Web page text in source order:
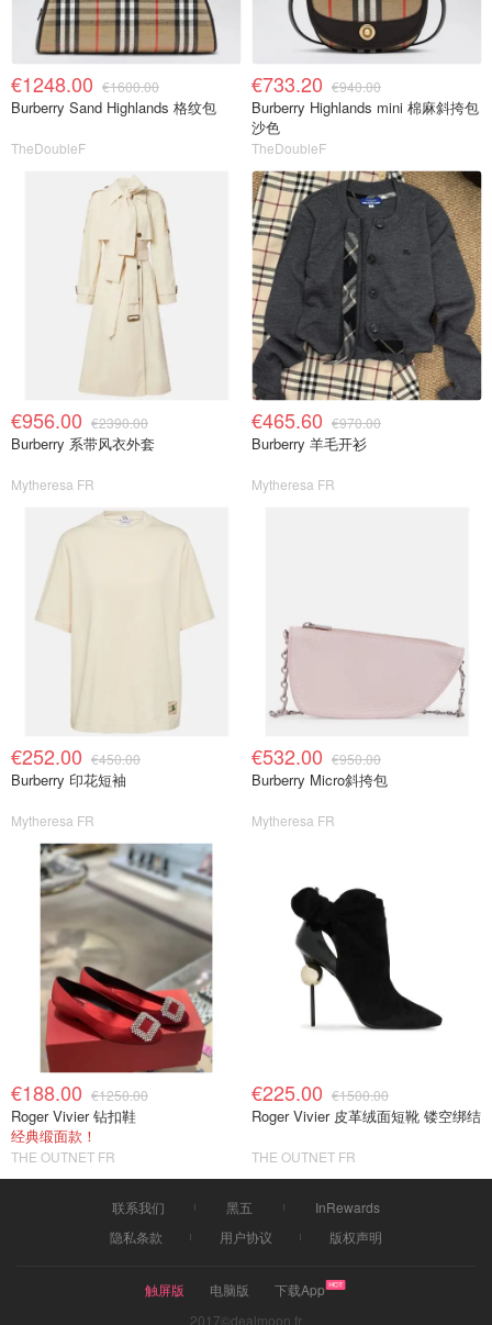
€1248.00 €1600.00
Burberry Sand Highlands 格纹包
TheDoubleF
€733.20 €940.00
Burberry Highlands mini 棉麻斜挎包
沙色
TheDoubleF
€956.00 €2390.00
Burberry 系带风衣外套
Mytheresa FR
€465.60 €970.00
Burberry 羊毛开衫
Mytheresa FR
€252.00 €450.00
Burberry 印花短袖
Mytheresa FR
€532.00 €950.00
Burberry Micro斜挎包
Mytheresa FR
€188.00 €1250.00
Roger Vivier 钻扣鞋
经典缎面款！
THE OUTNET FR
€225.00 €1500.00
Roger Vivier 皮革绒面短靴 镂空绑结
THE OUTNET FR
联系我们 黑五
InRewards
隐私条款
用户协议 版权声明
触屏版 电脑版
下载App
2017©dealmoon.fr